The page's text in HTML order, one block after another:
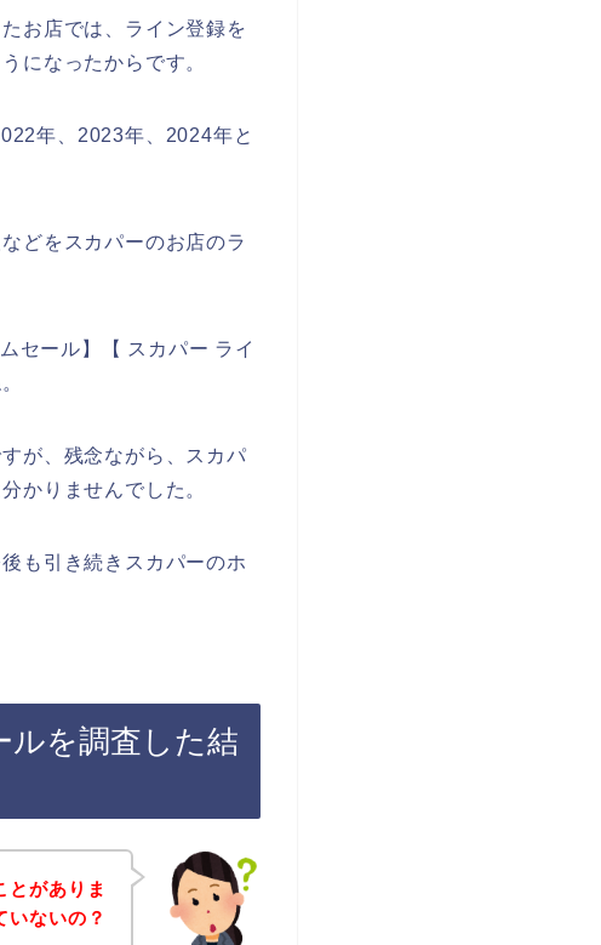
お店では、ライン登録を
になったからです。
年、2023年、2024年と
どをスカパーのお店のラ
セール】【 スカパー ライ
が、残念ながら、スカパ
かりませんでした。
も引き続きスカパーのホ
ルを調査した結
とがありま
いないの？